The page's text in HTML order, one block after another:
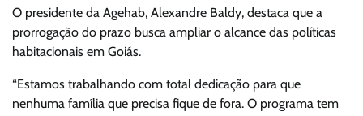
O presidente da Agehab, Alexandre Baldy, destaca que a
prorrogação do prazo busca ampliar o alcance das políticas
habitacionais em Goiás.
“Estamos trabalhando com total dedicação para que
nenhuma família que precisa fique de fora. O programa tem